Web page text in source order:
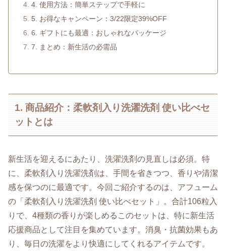
4. 使用方法：簡単ステップで手軽に
5. お得なキャンペーン：3/22限定39%OFF
6. ギフトにも最適：おしゃれなパッケージ
7. まとめ：新生活の必需品
1. 商品紹介：柔軟剤入り洗濯洗剤 使い比べセ
ットとは
新生活を迎えるにあたり、洗濯洗剤の見直しは必須。特
に、柔軟剤入り洗濯洗剤は、手間を省きつつ、香りや清潔
感を保つのに最適です。今回ご紹介するのは、アフューム
の「柔軟剤入り洗濯洗剤 使い比べセット」。合計106粒入
りで、4種類の香りが楽しめるこのセットは、特に新生活
応援商品として注目を集めています。消臭・抗菌効果もあ
り、毎日の洗濯をより快適にしてくれるアイテムです。